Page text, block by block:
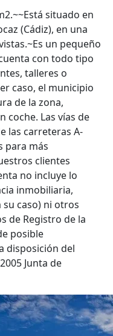
situado en
(Cádiz), en una
un pequeño
con todo tipo
talleres o
caso, el municipio
de la zona,
coche. Las vías de
las carreteras A-
para más
clientes
no incluye lo
inmobiliaria,
su caso) ni otros
de Registro de la
posible
disposición del
Junta de